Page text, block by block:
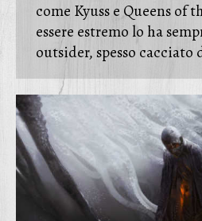
come Kyuss e Queens of
essere estremo lo ha
outsider, spesso